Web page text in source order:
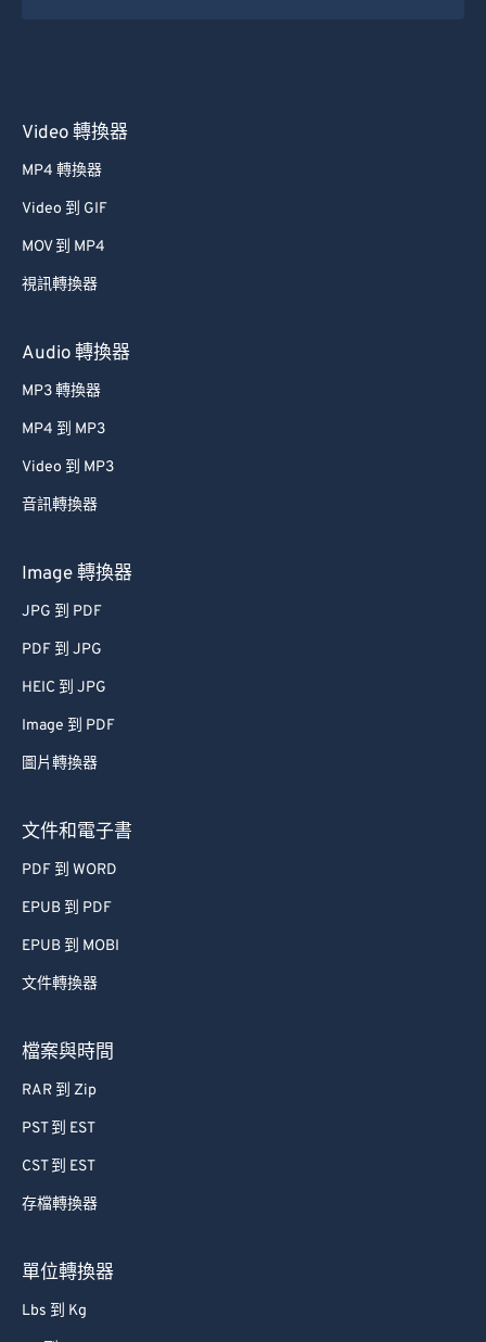
Video 轉換器
MP4 轉換器
Video 到 GIF
MOV 到 MP4
視訊轉換器
Audio 轉換器
MP3 轉換器
MP4 到 MP3
Video 到 MP3
音訊轉換器
Image 轉換器
JPG 到 PDF
PDF 到 JPG
HEIC 到 JPG
Image 到 PDF
圖片轉換器
文件和電子書
PDF 到 WORD
EPUB 到 PDF
EPUB 到 MOBI
文件轉換器
檔案與時間
RAR 到 Zip
PST 到 EST
CST 到 EST
存檔轉換器
單位轉換器
Lbs 到 Kg